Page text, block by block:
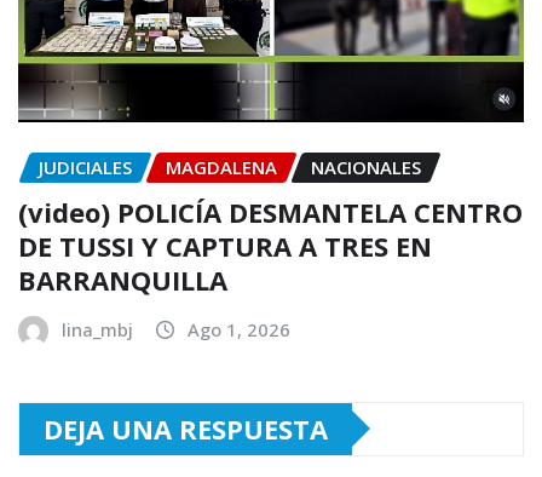
JUDICIALES MAGDALENA NACIONALES
(video) POLICÍA DESMANTELA CENTRO
DE TUSSI Y CAPTURA A TRES EN
BARRANQUILLA
lina_mbj Ago 1, 2026
DEJA UNA RESPUESTA